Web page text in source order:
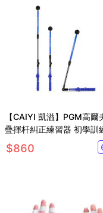
【CAIYI 凱溢】PGM高爾
疊揮杆糾正練習器 初學訓
$860